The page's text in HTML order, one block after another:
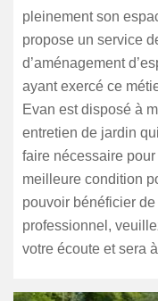
pleinement son
propose un service
d’aménagement
ayant exercé ce
Evan est disposé à
entretien de jardin
faire nécessaire
meilleure condition
pouvoir bénéficier
professionnel,
votre écoute et sera